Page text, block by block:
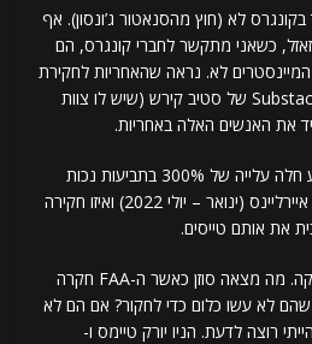
לא (חוץ מהסנאטור ג’ונסון). אף
כשאני מתקשר לחברי קונגרס, הם
לא. נראה שהאחריות לחקירת
התקריות הללו נופלת על ה-Substack של סטיב קירש (שיש לו צוות
את האנשים האלה באחריות.
סוזן גם תצטרך לדבר על מדוע חלה עלייה של 300% בתביעות נכות
ארוכות טווח שהוגשו באמריקן איירליינס (ינואר – יולי 2022) ואיזו חקירה
יש לנו מחסור בטייסים באמריקה. מה מצאה סוזן כאשר ה-FAA חקרה
שהם לא עשו כלום כדי לחקור? אם הם לא
רוצה לדעת. הניו יורק טיימס ו-